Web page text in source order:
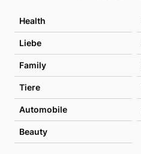
Health
Liebe
Family
Tiere
Automobile
Beauty